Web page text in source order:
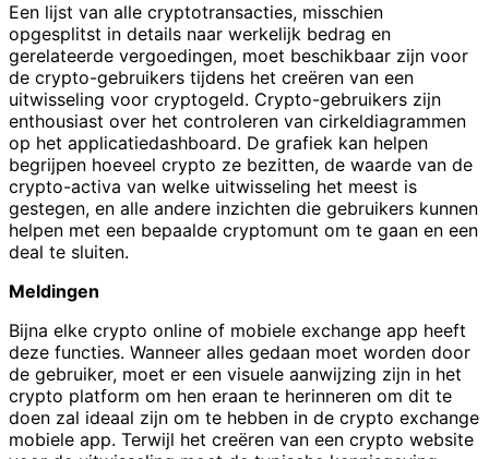
Een lijst van alle cryptotransacties, misschien
opgesplitst in details naar werkelijk bedrag en
gerelateerde vergoedingen, moet beschikbaar zijn voor
de crypto-gebruikers tijdens het creëren van een
uitwisseling voor cryptogeld. Crypto-gebruikers zijn
enthousiast over het controleren van cirkeldiagrammen
op het applicatiedashboard. De grafiek kan helpen
begrijpen hoeveel crypto ze bezitten, de waarde van de
crypto-activa van welke uitwisseling het meest is
gestegen, en alle andere inzichten die gebruikers kunnen
helpen met een bepaalde cryptomunt om te gaan en een
deal te sluiten.
Meldingen
Bijna elke crypto online of mobiele exchange app heeft
deze functies. Wanneer alles gedaan moet worden door
de gebruiker, moet er een visuele aanwijzing zijn in het
crypto platform om hen eraan te herinneren om dit te
doen zal ideaal zijn om te hebben in de crypto exchange
mobiele app. Terwijl het creëren van een crypto website